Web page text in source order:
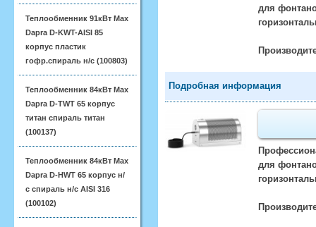
Теплообменник 91кВт Max
Dapra D-KWT-AISI 85
корпус пластик
гофр.спираль н/с (100803)
Теплообменник 84кВт Max
Dapra D-TWT 65 корпус
титан спираль титан
(100137)
Теплообменник 84кВт Max
Dapra D-HWT 65 корпус н/
с спираль н/с AISI 316
(100102)
для
Подробная информация
для